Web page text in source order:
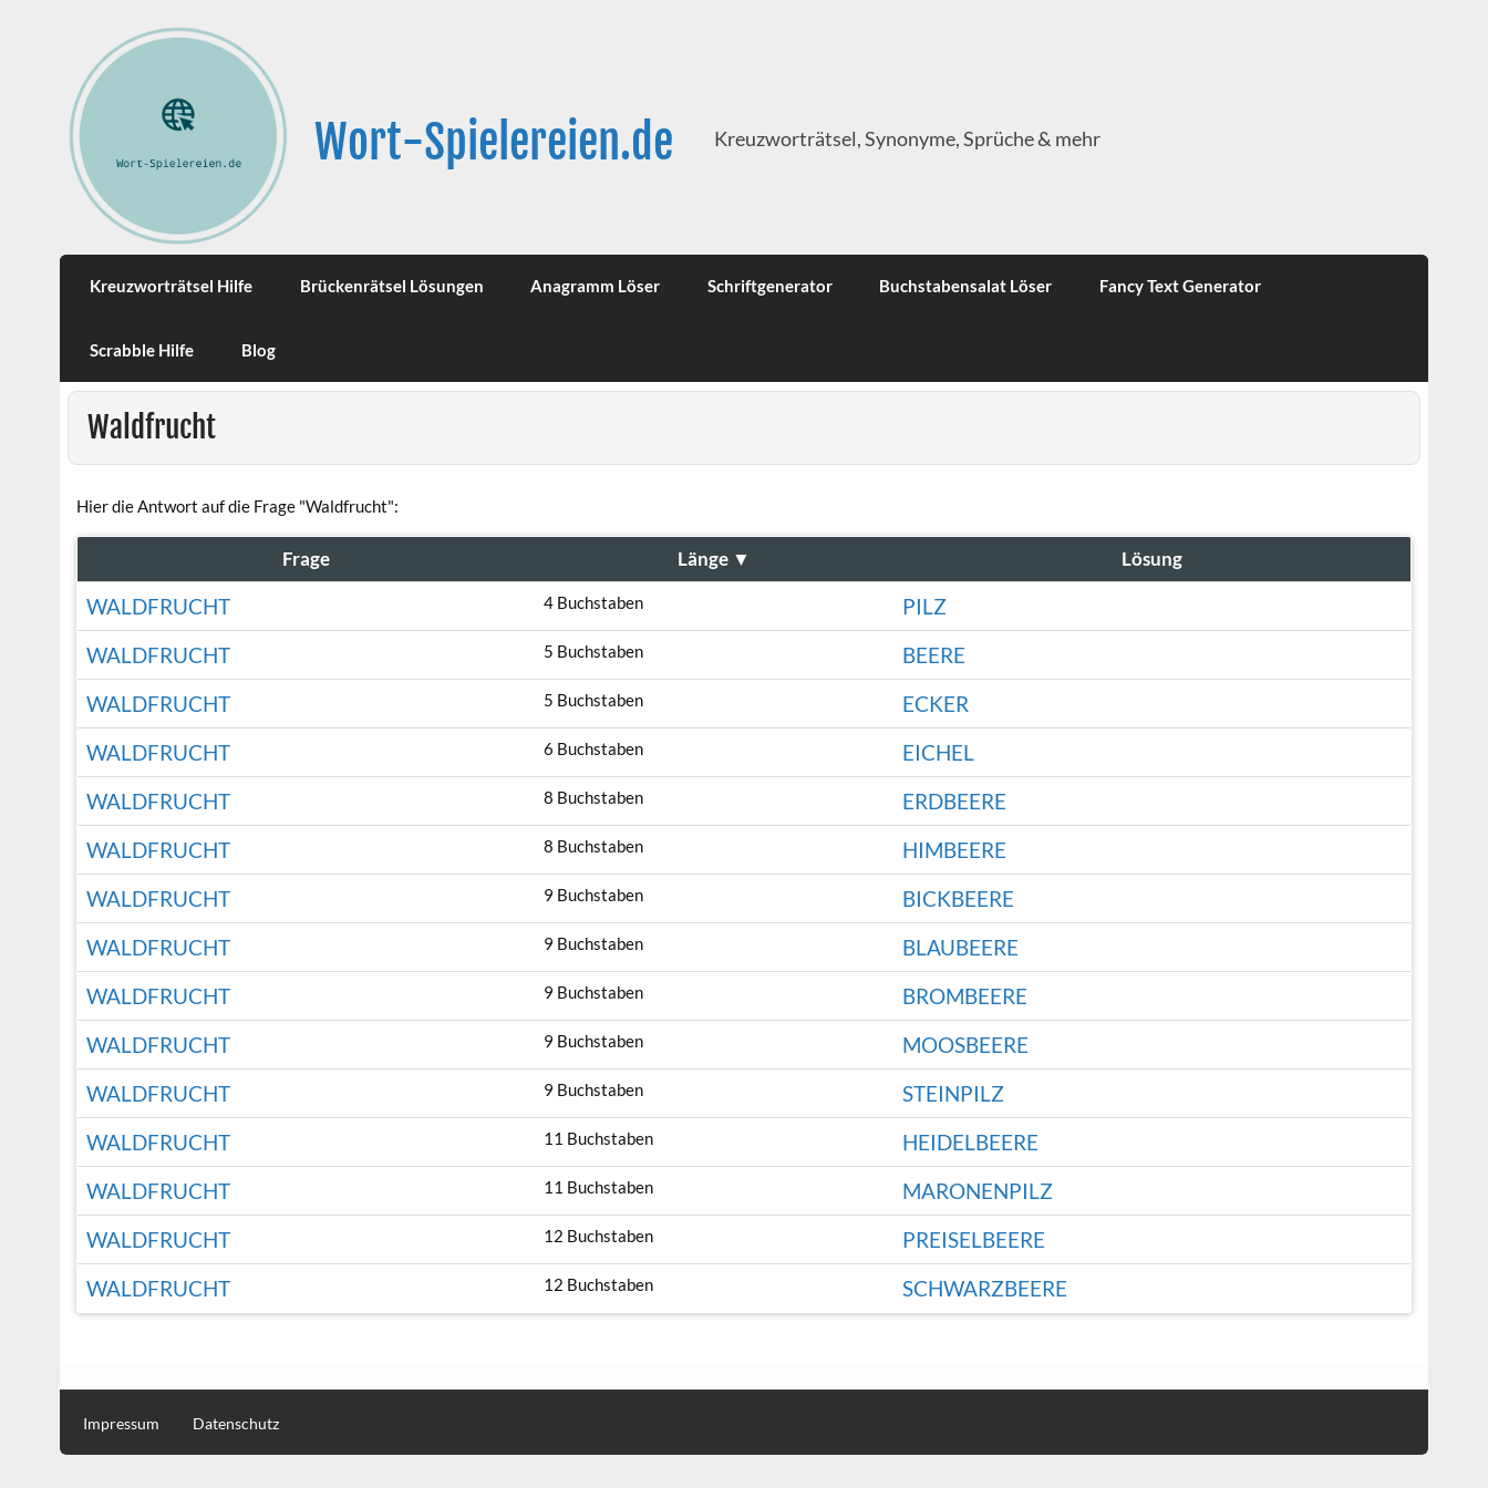
Wort-Spielereien.de Kreuzworträtsel, Synonyme, Sprüche & mehr
Kreuzworträtsel Hilfe Brückenrätsel Lösungen Anagramm Löser Schriftgenerator Buchstabensalat Löser Fancy Text Generator
Scrabble Hilfe Blog
Waldfrucht
Hier die Antwort auf die Frage "Waldfrucht":
Frage Länge ▼ Lösung
WALDFRUCHT 4 Buchstaben
PILZ
WALDFRUCHT
5 Buchstaben
BEERE
WALDFRUCHT
5 Buchstaben
ECKER
WALDFRUCHT
6 Buchstaben
EICHEL
WALDFRUCHT
8 Buchstaben
ERDBEERE
WALDFRUCHT
8 Buchstaben
HIMBEERE
WALDFRUCHT
9 Buchstaben
BICKBEERE
WALDFRUCHT
9 Buchstaben
BLAUBEERE
WALDFRUCHT
9 Buchstaben
BROMBEERE
WALDFRUCHT
9 Buchstaben
MOOSBEERE
WALDFRUCHT
9 Buchstaben
STEINPILZ
WALDFRUCHT
11 Buchstaben
HEIDELBEERE
WALDFRUCHT
11 Buchstaben
MARONENPILZ
WALDFRUCHT
12 Buchstaben
PREISELBEERE
WALDFRUCHT
12 Buchstaben SCHWARZBEERE
Impressum Datenschutz